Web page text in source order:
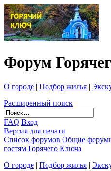
Форум
О городе | Подбор жилья |
Расширенный поиск
FAQ Вход
Версия для печати
Список форумов Общие
гостям Горячего Ключа
О городе | Подбор жилья |